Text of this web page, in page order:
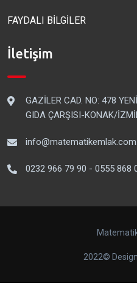
FAYDALI BİLGİLER
İletişim
GAZİLER CAD. NO: 478
GIDA ÇARŞISI-KONAK/
0232 966 79 90 - 0555 868
2022©